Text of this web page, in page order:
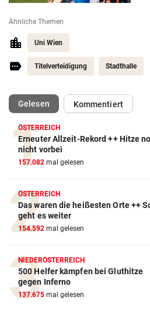
Ähnliche Themen
Uni Wien
Titelverteidigung Stadthalle
Gelesen(ausgewählt)Kommentiert
ÖSTERREICH
Erneuter Allzeit-Rekord ++ Hitze
nicht vorbei
157.082 mal gelesen
ÖSTERREICH
Das waren die heißesten Orte ++
geht es weiter
154.592 mal gelesen
NIEDERÖSTERREICH
500 Helfer kämpfen bei Gluthitze
gegen Inferno
137.675 mal gelesen
Action-Cam Vergleich
ZUM VERGLEICH
Crosstrainer Vergleich
ZUM VERGLEICH
E-Bike Vergleich
ZUM VERGLEICH
Elektro-Scooter Vergleich
ZUM VERGLEICH